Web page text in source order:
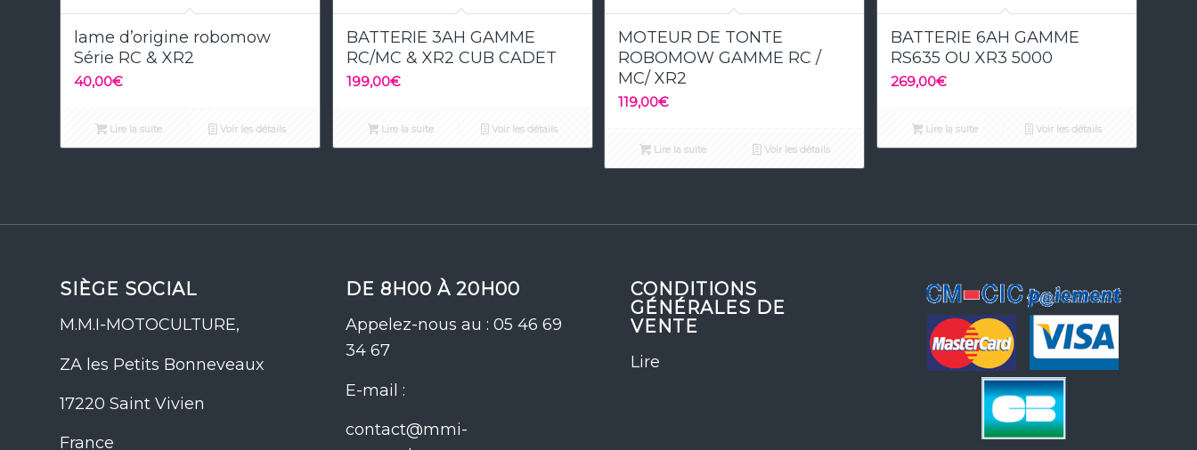
5.00
lame d’origine robomow
Série RC & XR2
40,00€
Lire la suite Voir les détails
5.00
BATTERIE 3AH GAMME
RC/MC & XR2 CUB CADET
199,00€
Lire la suite Voir les détails
5.00
MOTEUR DE TONTE
ROBOMOW GAMME RC /
MC/ XR2
119,00€
Lire la suite Voir les détails
5.00
BATTERIE 6AH GAMME
RS635 OU XR3 5000
269,00€
Lire la suite Voir les détails
SIÈGE SOCIAL
M.M.I-MOTOCULTURE,
ZA les Petits Bonneveaux
17220 Saint Vivien
France
DE 8H00 À 20H00
Appelez-nous au : 05 46 69
34 67
E-mail :
contact@mmi-
CONDITIONS
GÉNÉRALES DE
VENTE
Lire